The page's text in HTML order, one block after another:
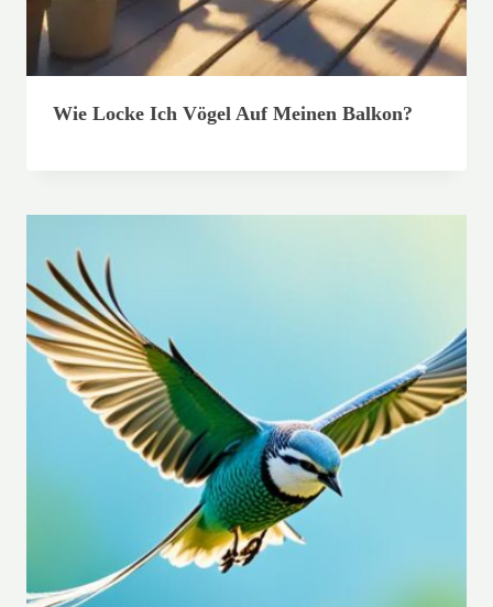
Wie Locke Ich Vögel Auf Meinen Balkon?